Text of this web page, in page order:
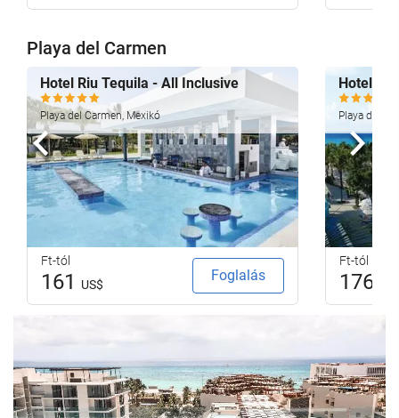
Playa del Carmen
Hotel Riu Tequila - All Inclusive
Playa del Carmen, Mexikó
Ft-tól
161 US$
Foglalás
Hotel
Playa del
Ft-tól
176
Előző